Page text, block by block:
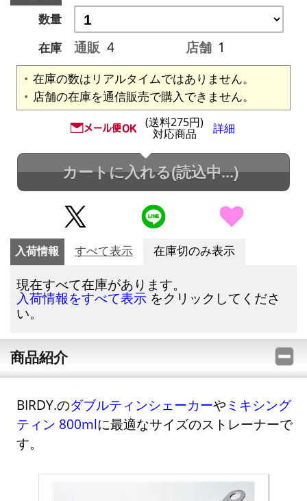
数量
在庫
通販 4 店舗 1
在庫の数はリアルタイムではありません。
店舗の在庫を通信販売で購入できません。
(送料275円)
対応商品 詳細
カートに入れる(読込中...)
入荷情報 すべて表示 在庫切のみ表示
現在すべて在庫があります。
入荷情報をすべて表示 をクリックしてくださ
い。
商品紹介
BIRDY.のダブルティンシェーカーや ミキシング
ティン 800mlに最適なサイズのストレーナーで
す。